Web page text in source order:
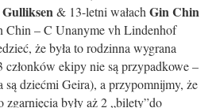
& 13-letni wałach Gin Chin
– C Unanyme vh Lindenhof
że była to rodzinna wygrana
członków ekipy nie są przypadkowe –
są dziećmi Geira), a przypomnijmy, że
zgarnięcia były aż 2 „bilety”do